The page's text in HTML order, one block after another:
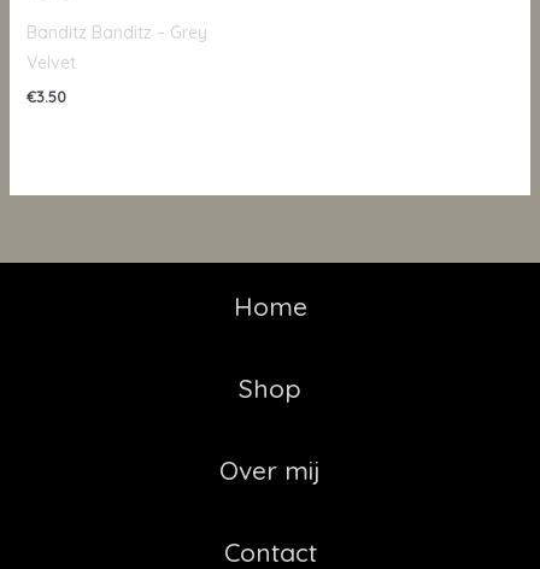
Banditz Banditz – Grey
Velvet
€3.50
Home
Shop
Over mij
Contact